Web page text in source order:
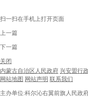
扫一扫在手机上打开页面
上一篇
下一篇
关闭
内蒙古自治区人民政府 兴安盟行
网站地图 网站声明 联系我们
主办单位:科尔沁右翼前旗人民政